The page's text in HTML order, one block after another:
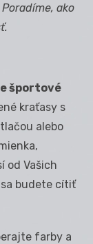
Poradíme, ako
športové
kraťasy s
alebo
od Vašich
budete cítiť
farby a